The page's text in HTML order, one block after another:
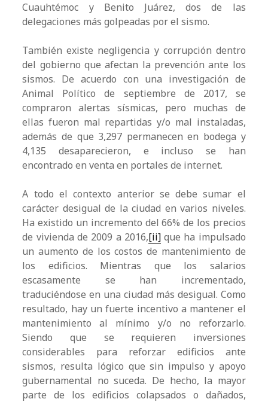
Cuauhtémoc y Benito Juárez, dos de las
delegaciones más golpeadas por el sismo.
También existe negligencia y corrupción dentro
del gobierno que afectan la prevención ante los
sismos. De acuerdo con una investigación de
Animal Político de septiembre de 2017, se
compraron alertas sísmicas, pero muchas de
ellas fueron mal repartidas y/o mal instaladas,
además de que 3,297 permanecen en bodega y
4,135 desaparecieron, e incluso se han
encontrado en venta en portales de internet.
A todo el contexto anterior se debe sumar el
carácter desigual de la ciudad en varios niveles.
Ha existido un incremento del 66% de los precios
de vivienda de 2009 a 2016,[ii]que ha impulsado
un aumento de los costos de mantenimiento de
los edificios. Mientras que los salarios
escasamente se han incrementado,
traduciéndose en una ciudad más desigual. Como
resultado, hay un fuerte incentivo a mantener el
mantenimiento al mínimo y/o no reforzarlo.
Siendo que se requieren inversiones
considerables para reforzar edificios ante
sismos, resulta lógico que sin impulso y apoyo
gubernamental no suceda. De hecho, la mayor
parte de los edificios colapsados o dañados,